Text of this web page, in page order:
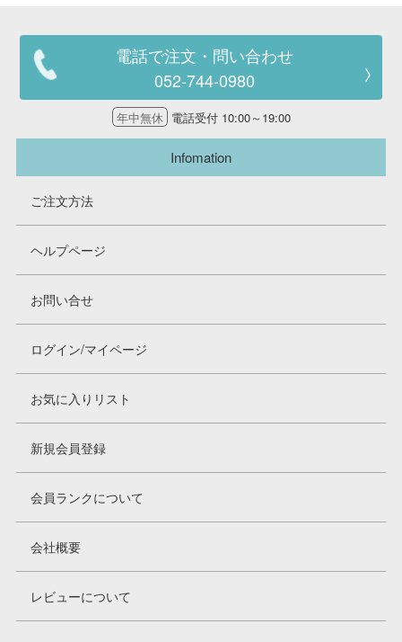
電話で注文・問い合わせ
052-744-0980
年中無休 電話受付 10:00～19:00
Infomation
ご注文方法
ヘルプページ
お問い合せ
ログイン/マイページ
お気に入りリスト
新規会員登録
会員ランクについて
会社概要
レビューについて